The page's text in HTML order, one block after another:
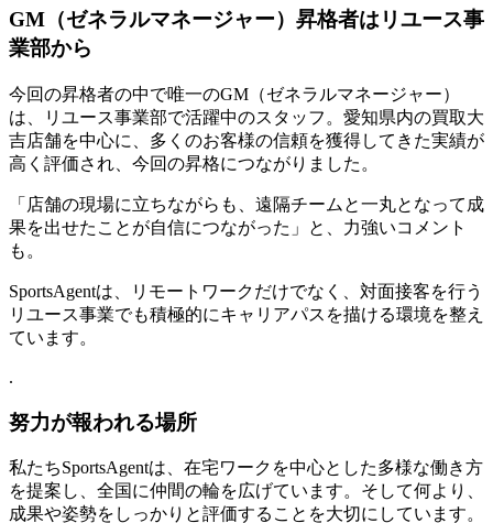
GM（ゼネラルマネージャー）昇格者はリユース事
業部から
今回の昇格者の中で唯一のGM（ゼネラルマネージャー）
は、リユース事業部で活躍中のスタッフ。愛知県内の買取大
吉店舗を中心に、多くのお客様の信頼を獲得してきた実績が
高く評価され、今回の昇格につながりました。
「店舗の現場に立ちながらも、遠隔チームと一丸となって成
果を出せたことが自信につながった」と、力強いコメント
も。
SportsAgentは、リモートワークだけでなく、対面接客を行う
リユース事業でも積極的にキャリアパスを描ける環境を整え
ています。
.
努力が報われる場所
私たちSportsAgentは、在宅ワークを中心とした多様な働き方
を提案し、全国に仲間の輪を広げています。そして何より、
成果や姿勢をしっかりと評価することを大切にしています。